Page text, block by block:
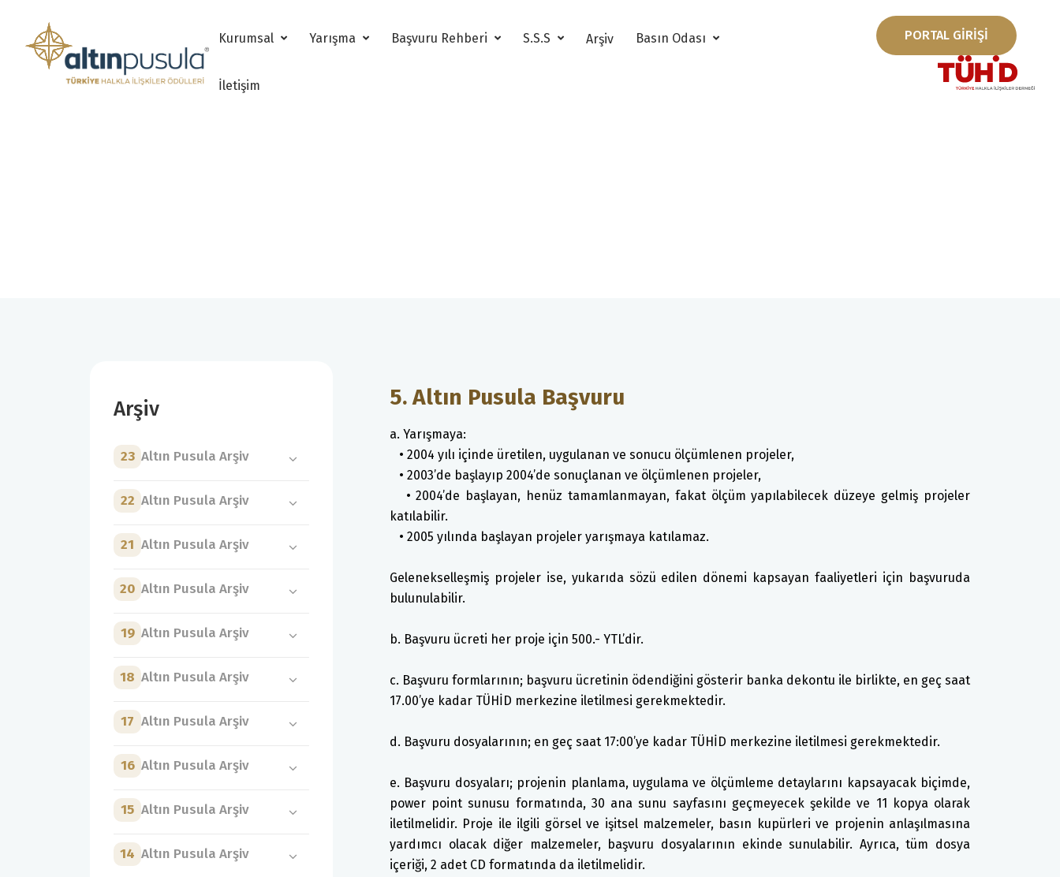
Kurumsal Yarışma Başvuru Rehberi S.S.S Arşiv Basın Odası
İletişim
PORTAL GİRİŞİ
5. Altın Pusula Başvuru
a. Yarışmaya:
• 2004 yılı içinde üretilen, uygulanan ve sonucu ölçümlenen projeler,
• 2003’de başlayıp 2004’de sonuçlanan ve ölçümlenen projeler,
• 2004’de başlayan, henüz tamamlanmayan, fakat ölçüm yapılabilecek düzeye gelmiş projeler
katılabilir.
• 2005 yılında başlayan projeler yarışmaya katılamaz.
Gelenekselleşmiş projeler ise, yukarıda sözü edilen dönemi kapsayan faaliyetleri için başvuruda
bulunulabilir.
b. Başvuru ücreti her proje için 500.- YTL’dir.
c. Başvuru formlarının; başvuru ücretinin ödendiğini gösterir banka dekontu ile birlikte, en geç saat
17.00’ye kadar TÜHİD merkezine iletilmesi gerekmektedir.
d. Başvuru dosyalarının; en geç saat 17:00’ye kadar TÜHİD merkezine iletilmesi gerekmektedir.
e. Başvuru dosyaları; projenin planlama, uygulama ve ölçümleme detaylarını kapsayacak biçimde,
power point sunusu formatında, 30 ana sunu sayfasını geçmeyecek şekilde ve 11 kopya olarak
iletilmelidir. Proje ile ilgili görsel ve işitsel malzemeler, basın kupürleri ve projenin anlaşılmasına
yardımcı olacak diğer malzemeler, başvuru dosyalarının ekinde sunulabilir. Ayrıca, tüm dosya
içeriği, 2 adet CD formatında da iletilmelidir.
Arşiv
23 Altın Pusula Arşiv
22 Altın Pusula Arşiv
21 Altın Pusula Arşiv
20 Altın Pusula Arşiv
19 Altın Pusula Arşiv
18 Altın Pusula Arşiv
17 Altın Pusula Arşiv
16 Altın Pusula Arşiv
15 Altın Pusula Arşiv
14 Altın Pusula Arşiv